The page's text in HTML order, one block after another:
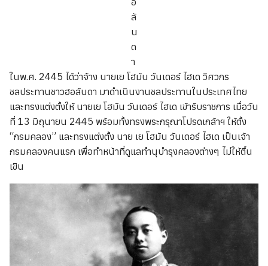
ลั
น
ด
า
ในพ.ศ. 2445 ได้ว่าจ้าง นายเย โฮมัน วันเดอร์ ไฮเด วิศวกร
ชลประทานชาวฮอลันดา มาดำเนินงานชลประทานในประเทศไทย
และทรงแต่งตั้งให้ นายเย โฮมัน วันเดอร์ ไฮเด เข้ารับราชการ เมื่อวัน
ที่ 13 มิถุนายน 2445 พร้อมทั้งทรงพระกรุณาโปรดเกล้าฯ ให้ตั้ง
“กรมคลอง” และทรงแต่งตั้ง นาย เย โฮมัน วันเดอร์ ไฮเด เป็นเจ้า
กรมคลองคนแรก เพื่อทำหน้าที่ดูแลทำนุบำรุงคลองต่างๆ ไม่ให้ตื้น
เขิน